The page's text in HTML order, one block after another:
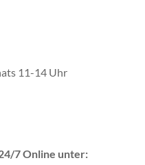
11-14 Uhr
7 Online unter: